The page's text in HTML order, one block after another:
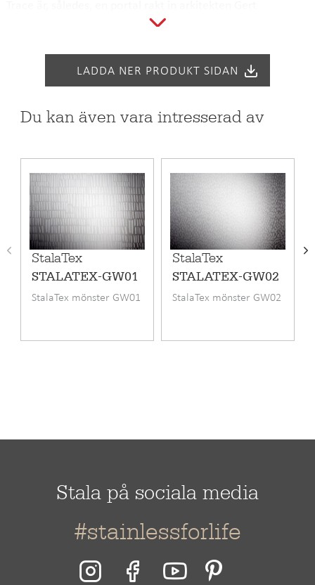
bänkskivor och diskbänkar samt till väggpaneler och
det lättanvända planeringsprogrammetDesigner!
livstid. Alla StalaTex-produkter tillverkas på Stalas fabrik i
finska Lahtis.
Vi ber dig observera att StalaTex-mönstren ser lite olika ut,
beroende på belysning, betraktelsevinkel och
betraktelseavstånd. I bänkskivorna ser mönstret
LADDA NER PRODUKT SIDAN
Du kan även vara intresserad av
StalaTex
STALATEX-GW01
StalaTex mönster GW01
StalaTex
STALATEX-GW02
StalaTex mönster GW02
Stala på sociala media
#stainlessforlife